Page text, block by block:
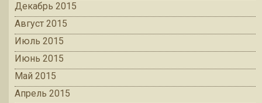
Декабрь 2015
Август 2015
Июль 2015
Июнь 2015
Май 2015
Апрель 2015